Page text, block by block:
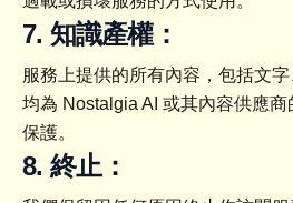
7. 知識產權：
服務上提供的所有內容，包括文字
均為 Nostalgia AI 或其內容供應
保護。
8. 終止：